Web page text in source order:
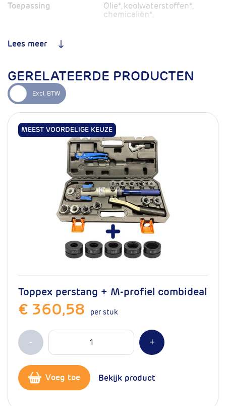
Toepassing
Olie*, koolwaterstoffen*,
chemicaliën*,
Standaard O-ring
Optionele O-ring
Keuring
DVGW GW534/GW541
Type perskoppeling
Pers x binnendraad
Productgarantie
10 jaar
M
Artikelnummer
17.100.192
15
Lees meer
GERELATEERDE PRODUCTEN
MEEST VOORDELIGE KEUZE
Toppex perstang + M-profiel combideal
€ 360,58 per stuk
- Min 1
Aantal
+Plus 1
Voeg toe Bekijk product